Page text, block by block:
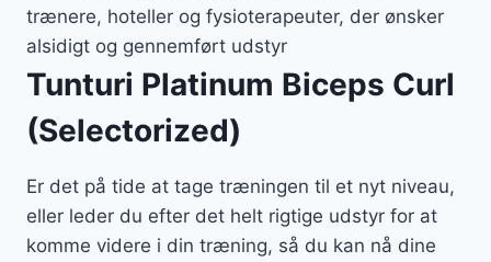
trænere, hoteller og fysioterapeuter, der ønsker
alsidigt og gennemført udstyr
Tunturi Platinum Biceps Curl
(Selectorized)
Er det på tide at tage træningen til et nyt niveau,
eller leder du efter det helt rigtige udstyr for at
komme videre i din træning, så du kan nå dine